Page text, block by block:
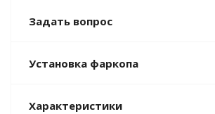
Задать вопрос
Установка фаркопа
Характеристики